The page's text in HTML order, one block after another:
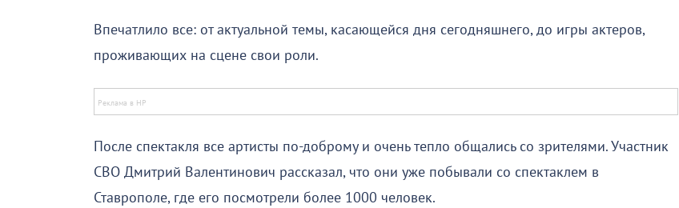
Впечатлило все: от актуальной темы, касающейся дня сегодняшнего, до игры актеров,
проживающих на сцене свои роли.
После спектакля все артисты по-доброму и очень тепло общались со зрителями. Участник
СВО Дмитрий Валентинович рассказал, что они уже побывали со спектаклем в
Ставрополе, где его посмотрели более 1000 человек.